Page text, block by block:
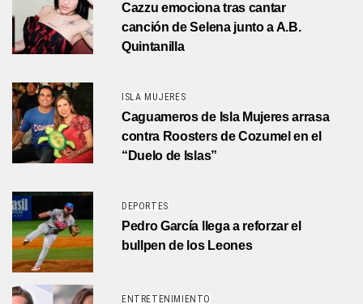
Cazzu emociona tras cantar
canción de Selena junto a A.B.
Quintanilla
ISLA MUJERES
Caguameros de Isla Mujeres arrasa
contra Roosters de Cozumel en el
“Duelo de Islas”
DEPORTES
Pedro García llega a reforzar el
bullpen de los Leones
ENTRETENIMIENTO